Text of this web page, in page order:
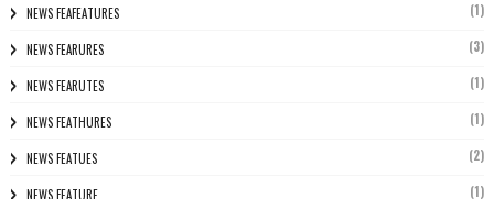
NEWS FEAFEATURES (1)
NEWS FEARURES (3)
NEWS FEARUTES (1)
NEWS FEATHURES (1)
NEWS FEATUES (2)
NEWS FEATURE (1)